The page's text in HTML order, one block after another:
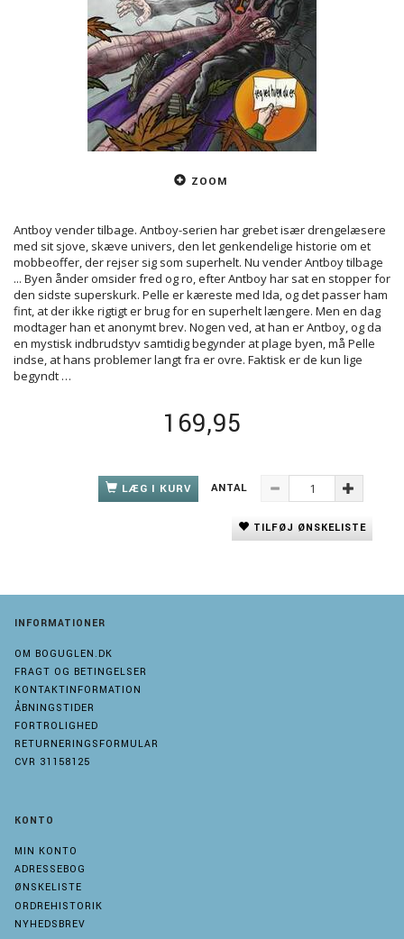
ZOOM
Antboy vender tilbage. Antboy-serien har grebet især drengelæsere
med sit sjove, skæve univers, den let genkendelige historie om et
mobbeoffer, der rejser sig som superhelt. Nu vender Antboy tilbage
... Byen ånder omsider fred og ro, efter Antboy har sat en stopper for
den sidste superskurk. Pelle er kæreste med Ida, og det passer ham
fint, at der ikke rigtigt er brug for en superhelt længere. Men en dag
modtager han et anonymt brev. Nogen ved, at han er Antboy, og da
en mystisk indbrudstyv samtidig begynder at plage byen, må Pelle
indse, at hans problemer langt fra er ovre. Faktisk er de kun lige
begyndt …
169,95
LÆG I KURV ANTAL
TILFØJ ØNSKELISTE
INFORMATIONER
OM BOGUGLEN.DK
FRAGT OG BETINGELSER
KONTAKTINFORMATION
ÅBNINGSTIDER
FORTROLIGHED
RETURNERINGSFORMULAR
CVR 31158125
KONTO
MIN KONTO
ADRESSEBOG
ØNSKELISTE
ORDREHISTORIK
NYHEDSBREV